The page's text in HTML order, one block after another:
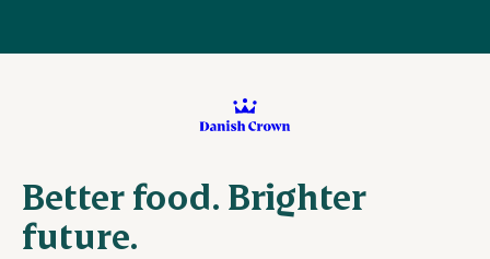
Better food. Brighter
future.